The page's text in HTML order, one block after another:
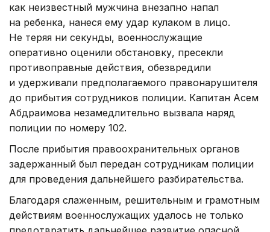
как неизвестный мужчина внезапно напал
на ребенка, нанеся ему удар кулаком в лицо.
Не теряя ни секунды, военнослужащие
оперативно оценили обстановку, пресекли
противоправные действия, обезвредили
и удерживали предполагаемого правонарушителя
до прибытия сотрудников полиции. Капитан Асем
Абдраимова незамедлительно вызвала наряд
полиции по номеру 102.
После прибытия правоохранительных органов
задержанный был передан сотрудникам полиции
для проведения дальнейшего разбирательства.
Благодаря слаженным, решительным и грамотным
действиям военнослужащих удалось не только